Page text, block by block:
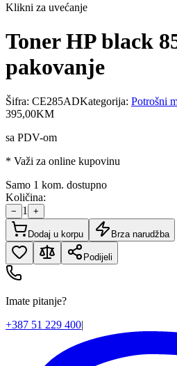
Klikni za uvećanje
Toner HP black
pakovanje
Šifra: CE285ADKategorija: Potrošni
395,00KM
sa PDV-om
* Važi za online kupovinu
Samo 1 kom. dostupno
Količina:
− 1 +
Dodaj u korpu Brza narudžba
Podijeli
Imate pitanje?
+387 51 229 400|